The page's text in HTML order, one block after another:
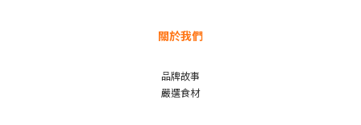
關於我們
品牌故事
嚴選食材